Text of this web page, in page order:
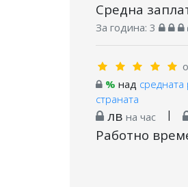
Средна
За година: 3
% над средната
страната
лв на час |
Работно